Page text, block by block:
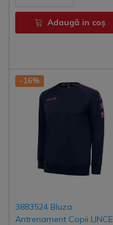
Adaugă in coş
-16%
3883524 Bluza
Antrenament Copii LINCE